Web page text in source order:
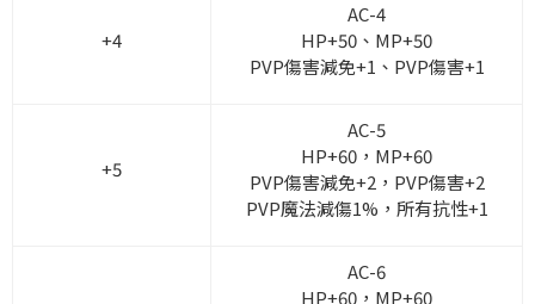
+4
AC-4
HP+50、MP+50
PVP傷害減免+1、PVP傷害+1
+5
AC-5
HP+60，MP+60
PVP傷害減免+2，PVP傷害+2
PVP魔法減傷1%，所有抗性+1
AC-6
HP+60，MP+60